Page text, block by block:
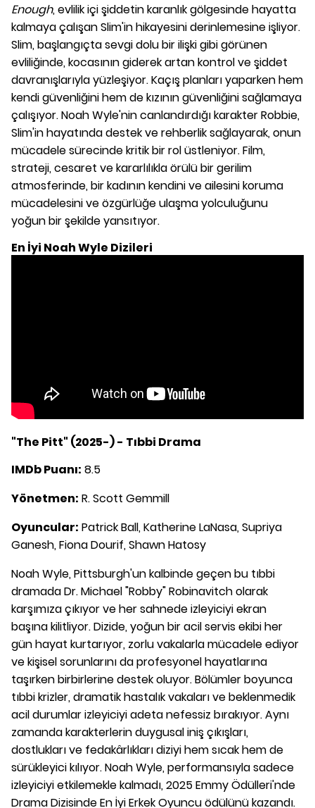
Enough, evlilik içi şiddetin karanlık gölgesinde hayatta
kalmaya çalışan Slim'in hikayesini derinlemesine işliyor.
Slim, başlangıçta sevgi dolu bir ilişki gibi görünen
evliliğinde, kocasının giderek artan kontrol ve şiddet
davranışlarıyla yüzleşiyor. Kaçış planları yaparken hem
kendi güvenliğini hem de kızının güvenliğini sağlamaya
çalışıyor. Noah Wyle'nin canlandırdığı karakter Robbie,
Slim'in hayatında destek ve rehberlik sağlayarak, onun
mücadele sürecinde kritik bir rol üstleniyor. Film,
strateji, cesaret ve kararlılıkla örülü bir gerilim
atmosferinde, bir kadının kendini ve ailesini koruma
mücadelesini ve özgürlüğe ulaşma yolculuğunu
yoğun bir şekilde yansıtıyor.
En İyi Noah Wyle Dizileri
"The Pitt" (2025-) - Tıbbi Drama
IMDb Puanı: 8.5
Yönetmen: R. Scott Gemmill
Oyuncular: Patrick Ball, Katherine LaNasa, Supriya
Ganesh, Fiona Dourif, Shawn Hatosy
Noah Wyle, Pittsburgh'un kalbinde geçen bu tıbbi
dramada Dr. Michael "Robby" Robinavitch olarak
karşımıza çıkıyor ve her sahnede izleyiciyi ekran
başına kilitliyor. Dizide, yoğun bir acil servis ekibi her
gün hayat kurtarıyor, zorlu vakalarla mücadele ediyor
ve kişisel sorunlarını da profesyonel hayatlarına
taşırken birbirlerine destek oluyor. Bölümler boyunca
tıbbi krizler, dramatik hastalık vakaları ve beklenmedik
acil durumlar izleyiciyi adeta nefessiz bırakıyor. Aynı
zamanda karakterlerin duygusal iniş çıkışları,
dostlukları ve fedakârlıkları diziyi hem sıcak hem de
sürükleyici kılıyor. Noah Wyle, performansıyla sadece
izleyiciyi etkilemekle kalmadı, 2025 Emmy Ödülleri'nde
Drama Dizisinde En İyi Erkek Oyuncu ödülünü kazandı.